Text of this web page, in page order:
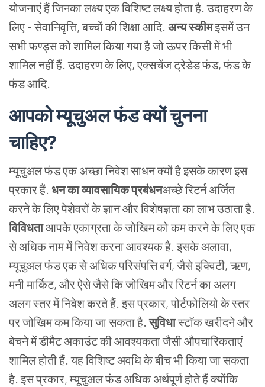
योजनाएं हैं जिनका लक्ष्य एक विशिष्ट लक्ष्य होता है. उदाहरण के
लिए - सेवानिवृत्ति, बच्चों की शिक्षा आदि. अन्य स्कीमइसमें उन
सभी फण्ड्स को शामिल किया गया है जो ऊपर किसी में भी
शामिल नहीं हैं. उदाहरण के लिए, एक्सचेंज ट्रेडेड फंड, फंड के
फंड आदि.
आपकोम्यूचुअलफंडक्योंचुनना
चाहिए?
म्यूचुअल फंड एक अच्छा निवेश साधन क्यों है इसके कारण इस
प्रकार हैं. धन का व्यावसायिक प्रबंधनअच्छे रिटर्न अर्जित
करने के लिए पेशेवरों के ज्ञान और विशेषज्ञता का लाभ उठाता है.
विविधताआपके एकाग्रता के जोखिम को कम करने के लिए एक
से अधिक नाम में निवेश करना आवश्यक है. इसके अलावा,
म्यूचुअल फंड एक से अधिक परिसंपत्ति वर्ग, जैसे इक्विटी, ऋण,
मनी मार्किट, और ऐसे जैसे कि जोखिम और रिटर्न का अलग
अलग स्तर में निवेश करते हैं. इस प्रकार, पोर्टफोलियो के स्तर
पर जोखिम कम किया जा सकता है. सुविधास्टॉक खरीदने और
बेचने में डीमैट अकाउंट की आवश्यकता जैसी औपचारिकताएं
शामिल होती हैं. यह विशिष्ट अवधि के बीच भी किया जा सकता
है. इस प्रकार, म्यूचुअल फंड अधिक अर्थपूर्ण होते हैं क्योंकि